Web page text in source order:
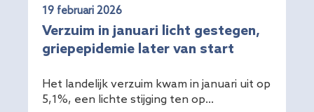
19 februari 2026
Verzuim in januari licht gestegen,
griepepidemie later van start
Het landelijk verzuim kwam in januari uit op
5,1%, een lichte stijging ten op...